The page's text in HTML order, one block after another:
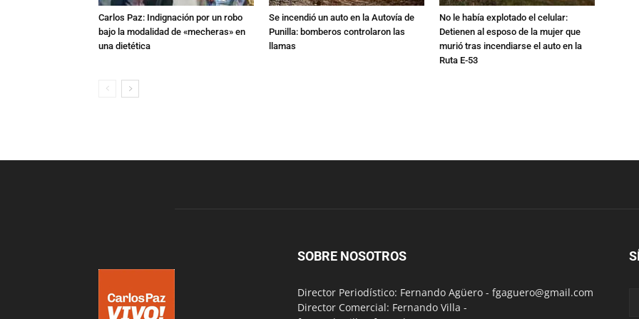
Carlos Paz: Indignación por un robo
bajo la modalidad de «mecheras» en
una dietética
Se incendió un auto en la Autovía de
Punilla: bomberos controlaron las
llamas
No le había explotado el celular:
Detienen al esposo de la mujer que
murió tras incendiarse el auto en la
Ruta E-53
SOBRE NOSOTROS
Director Periodístico: Fernando Agüero - fgaguero@gmail.com
Director Comercial: Fernando Villa -